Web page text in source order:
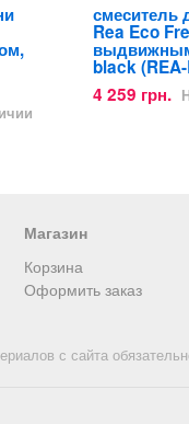
смеситель
Rea Eco
black
4 259 грн.
Магазин
Корзина
Оформить заказ
с сайта